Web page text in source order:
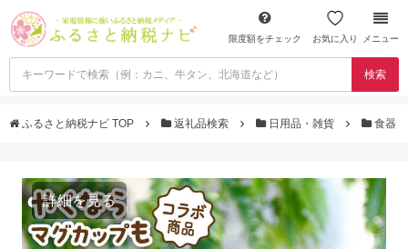
限度額をチェック お気に入り メニュー
検索
ふるさと納税ナビ TOP 返礼品検索 日用品・雑貨 食器
詳細を見る